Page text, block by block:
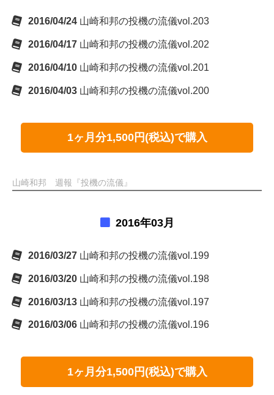
2016/04/24 山崎和邦の投機の流儀vol.203
2016/04/17 山崎和邦の投機の流儀vol.202
2016/04/10 山崎和邦の投機の流儀vol.201
2016/04/03 山崎和邦の投機の流儀vol.200
1ヶ月分1,500円(税込)で購入
山崎和邦 週報『投機の流儀』
2016年03月
2016/03/27 山崎和邦の投機の流儀vol.199
2016/03/20 山崎和邦の投機の流儀vol.198
2016/03/13 山崎和邦の投機の流儀vol.197
2016/03/06 山崎和邦の投機の流儀vol.196
1ヶ月分1,500円(税込)で購入